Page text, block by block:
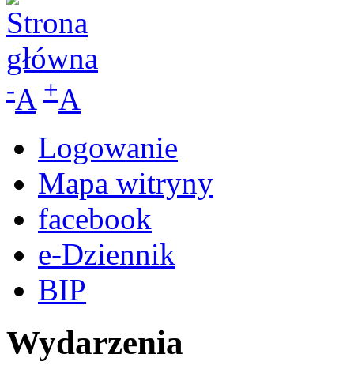
-A +A
Logowanie
Mapa witryny
facebook
e-Dziennik
BIP
Wydarzenia